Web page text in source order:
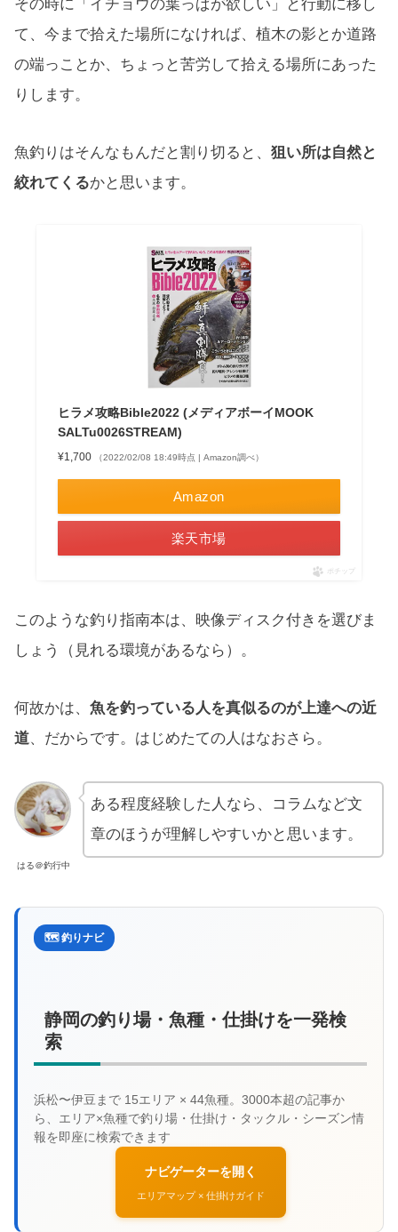
その時に「イチョウの葉っぱが欲しい」と行動に移し
て、今まで拾えた場所になければ、植木の影とか道路
の端っことか、ちょっと苦労して拾える場所にあった
りします。
魚釣りはそんなもんだと割り切ると、 狙い所は自然と
絞れてくるかと思います。
ヒラメ攻略Bible2022 (メディアボーイMOOK
SALTu0026STREAM)
¥1,700 （2022/02/08 18:49時点 | Amazon調べ）
Amazon
楽天市場
ポチップ
このような釣り指南本は、映像ディスク付きを選びま
しょう（見れる環境があるなら）。
何故かは、 魚を釣っている人を真似るのが上達への近
道、だからです。はじめたての人はなおさら。
はる＠釣行中
ある程度経験した人なら、コラムなど文
章のほうが理解しやすいかと思います。
🗺️ 釣りナビ
静岡の釣り場・魚種・仕掛けを一発検
索
ナビゲーターを開く
エリアマップ × 仕掛けガイド